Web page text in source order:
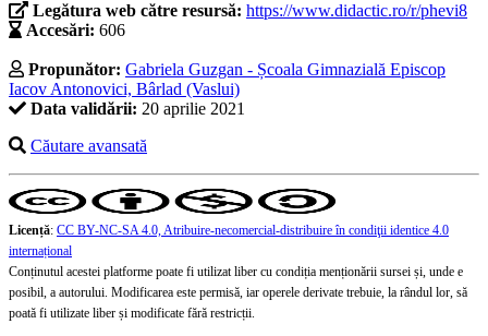
Legătura web către resursă: https://www.didactic.ro/r/phevi8
Accesări: 606
Propunător: Gabriela Guzgan - Școala Gimnazială Episcop
Iacov Antonovici, Bârlad (Vaslui)
Data validării: 20 aprilie 2021
Căutare avansată
Licență: CC BY-NC-SA 4.0, Atribuire-necomercial-distribuire în condiţii identice 4.0
internațional
Conținutul acestei platforme poate fi utilizat liber cu condiția menționării sursei și, unde e
posibil, a autorului. Modificarea este permisă, iar operele derivate trebuie, la rândul lor, să
poată fi utilizate liber și modificate fără restricții.